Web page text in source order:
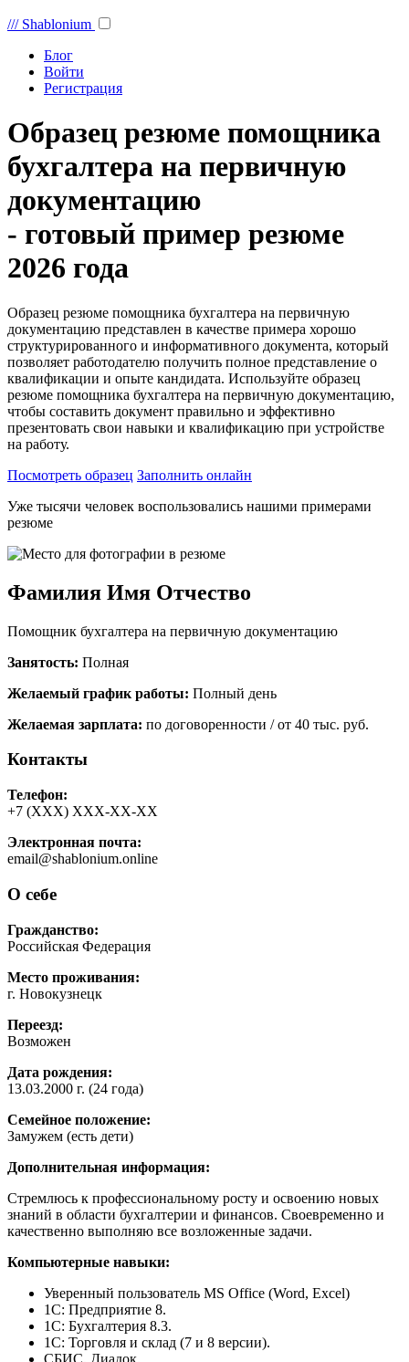
/// Shablonium
Блог
Войти
Регистрация
Образец резюме помощника
бухгалтера на первичную
документацию
- готовый пример резюме
2026 года
Образец резюме помощника бухгалтера на первичную
документацию представлен в качестве примера хорошо
структурированного и информативного документа, который
позволяет работодателю получить полное представление о
квалификации и опыте кандидата. Используйте образец
резюме помощника бухгалтера на первичную документацию,
чтобы составить документ правильно и эффективно
презентовать свои навыки и квалификацию при устройстве
на работу.
Посмотреть образец Заполнить онлайн
Уже тысячи человек воспользовались нашими примерами
резюме
Фамилия Имя Отчество
Помощник бухгалтера на первичную документацию
Занятость: Полная
Желаемый график работы: Полный день
Желаемая зарплата: по договоренности / от 40 тыс. руб.
Контакты
Телефон:
+7 (ХХХ) ХХХ-ХХ-ХХ
Электронная почта:
email@shablonium.online
О себе
Гражданство:
Российская Федерация
Место проживания:
г. Новокузнецк
Переезд:
Возможен
Дата рождения:
13.03.2000 г. (24 года)
Семейное положение:
Замужем (есть дети)
Дополнительная информация:
Стремлюсь к профессиональному росту и освоению новых
знаний в области бухгалтерии и финансов. Своевременно и
качественно выполняю все возложенные задачи.
Компьютерные навыки:
Уверенный пользователь MS Office (Word, Excel)
1С: Предприятие 8.
1С: Бухгалтерия 8.3.
1С: Торговля и склад (7 и 8 версии).
СБИС, Диадок.